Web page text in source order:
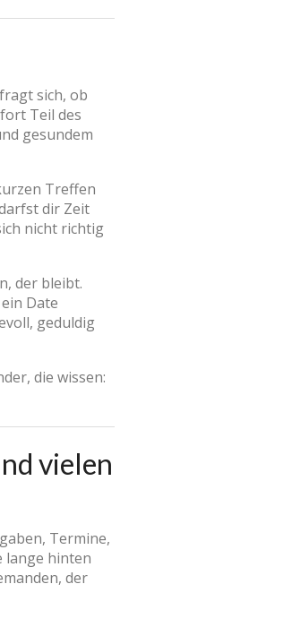
sich, ob
Teil des
gesundem
Treffen
dir Zeit
nicht richtig
der bleibt.
Date
geduldig
die wissen:
vielen
Termine,
lange hinten
der